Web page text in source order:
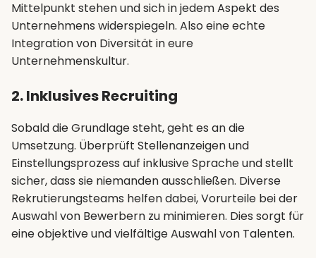
Mittelpunkt stehen und sich in jedem Aspekt des
Unternehmens widerspiegeln. Also eine echte
Integration von Diversität in eure
Unternehmenskultur.
2. Inklusives Recruiting
Sobald die Grundlage steht, geht es an die
Umsetzung. Überprüft Stellenanzeigen und
Einstellungsprozess auf inklusive Sprache und stellt
sicher, dass sie niemanden ausschließen. Diverse
Rekrutierungsteams helfen dabei, Vorurteile bei der
Auswahl von Bewerbern zu minimieren. Dies sorgt für
eine objektive und vielfältige Auswahl von Talenten.